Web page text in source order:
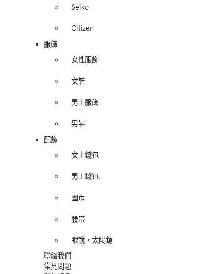
Seiko
Citizen
服飾
女性服飾
女鞋
男士服飾
男鞋
配飾
女士錢包
男士錢包
圍巾
腰帶
眼鏡，太陽鏡
聯絡我們
常見問題